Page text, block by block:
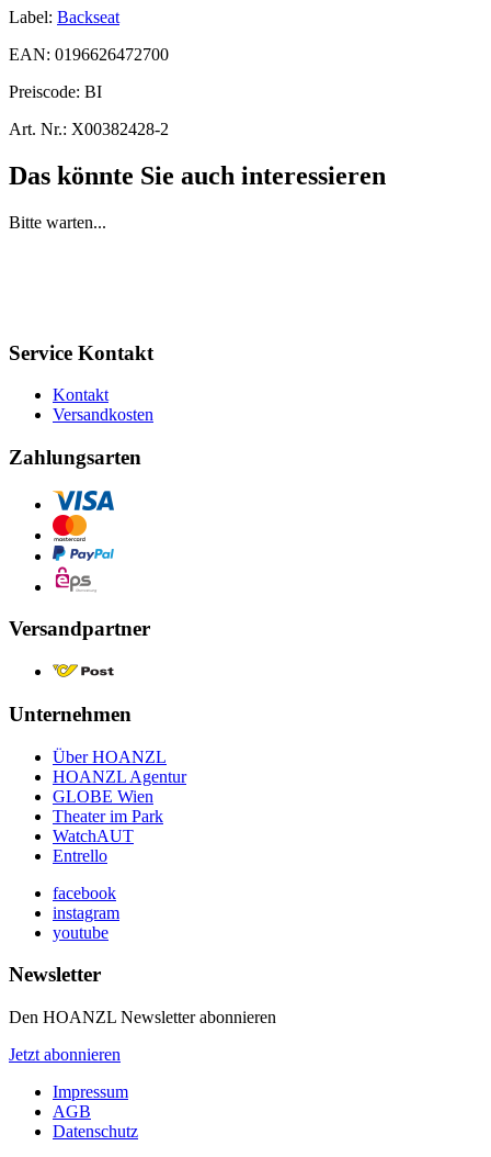
Label: Backseat
EAN: 0196626472700
Preiscode: BI
Art. Nr.: X00382428-2
Das könnte Sie auch interessieren
Bitte warten...
Service Kontakt
Kontakt
Versandkosten
Zahlungsarten
Versandpartner
Unternehmen
Über HOANZL
HOANZL Agentur
GLOBE Wien
Theater im Park
WatchAUT
Entrello
facebook
instagram
youtube
Newsletter
Den HOANZL Newsletter abonnieren
Jetzt abonnieren
Impressum
AGB
Datenschutz